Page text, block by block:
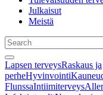
Julkaisut
Meistä
Lapsen terveysRaskaus ja
perheHyvinvointi
FlunssaIntiimiterveys